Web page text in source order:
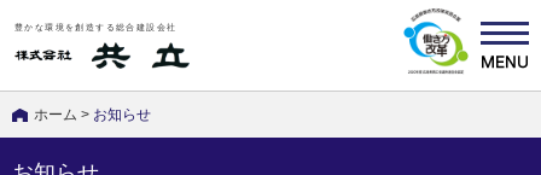
豊かな環境を創造する総合建設会社
ホーム > お知らせ